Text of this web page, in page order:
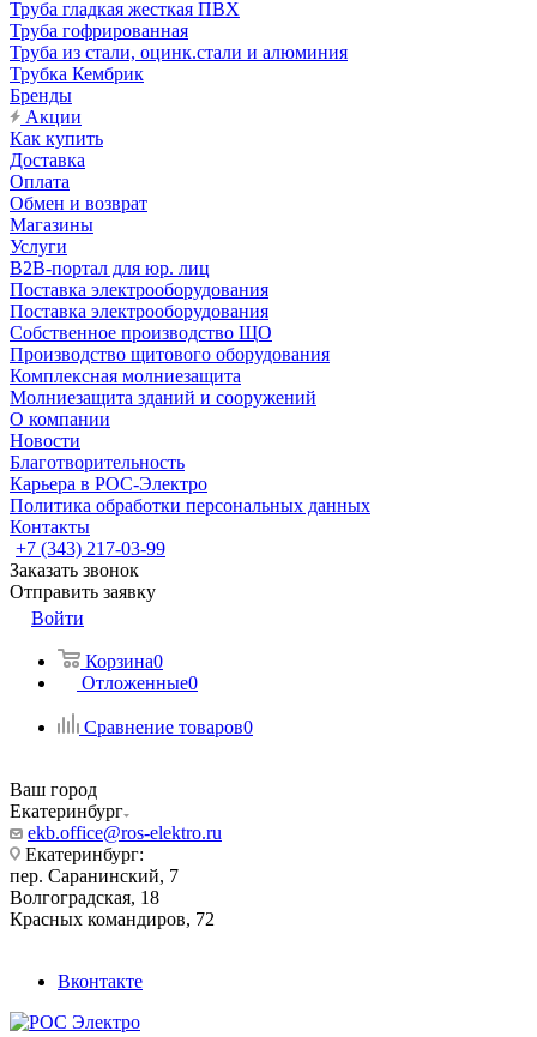
Труба гладкая жесткая ПВХ
Труба гофрированная
Труба из стали, оцинк.стали и алюминия
Трубка Кембрик
Бренды
Акции
Как купить
Доставка
Оплата
Обмен и возврат
Магазины
Услуги
B2B-портал для юр. лиц
Поставка электрооборудования
Поставка электрооборудования
Собственное производство ЩО
Производство щитового оборудования
Комплексная молниезащита
Молниезащита зданий и сооружений
О компании
Новости
Благотворительность
Карьера в РОС-Электро
Политика обработки персональных данных
Контакты
+7 (343) 217-03-99
Заказать звонок
Отправить заявку
Войти
Корзина0
Отложенные0
Сравнение товаров0
Ваш город
Екатеринбург
ekb.office@ros-elektro.ru
Екатеринбург:
пер. Саранинский, 7
Волгоградская, 18
Красных командиров, 72
Вконтакте